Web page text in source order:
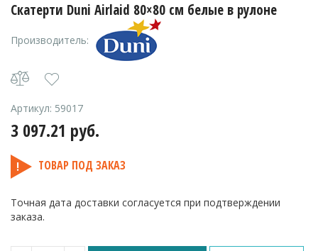
Скатерти Duni Airlaid 80×80 см белые в рулоне
Производитель:
Артикул: 59017
3 097.21 руб.
ТОВАР ПОД ЗАКАЗ
Точная дата доставки согласуется при подтверждении
заказа.